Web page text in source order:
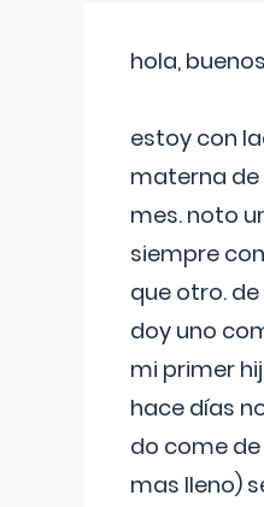
hola,
estoy con
materna de
mes. noto
siempre
que otro.
doy uno
mi primer
hace días
do come
mas lleno)